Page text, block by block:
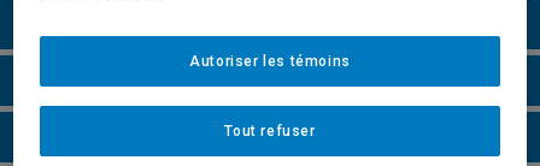
Horaire - Automne 2026
Tout refuser
Autoriser les témoins